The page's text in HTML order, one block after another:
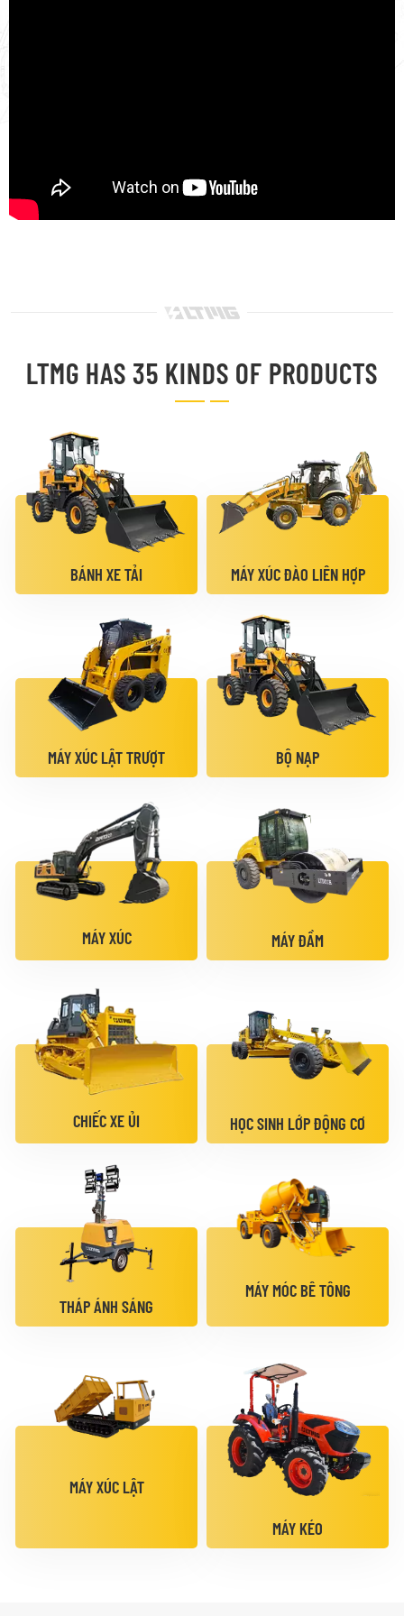
LTMG HAS 35 KINDS OF PRODUCTS
BÁNH XE TẢI MÁY XÚC ĐÀO LIÊN HỢP
MÁY XÚC LẬT TRƯỢT BỘ NẠP
MÁY XÚC MÁY ĐẦM
CHIẾC XE ỦI HỌC SINH LỚP ĐỘNG CƠ
THÁP ÁNH SÁNG
MÁY MÓC BÊ TÔNG
MÁY XÚC LẬT
MÁY KÉO